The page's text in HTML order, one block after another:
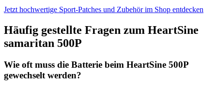
Jetzt hochwertige Sport-Patches und Zubehör im Shop entdecken
Häufig gestellte Fragen zum HeartSine
samaritan 500P
Wie oft muss die Batterie beim HeartSine 500P
gewechselt werden?